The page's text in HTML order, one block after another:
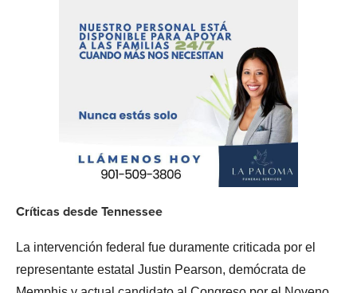
Críticas desde Tennessee
La intervención federal fue duramente criticada por el
representante estatal Justin Pearson, demócrata de